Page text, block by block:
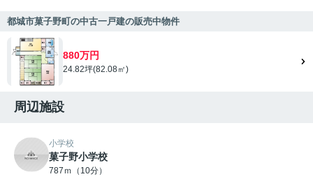
都城市菓子野町の中古一戸建の販売中物件
880万円
24.82坪(82.08㎡)
周辺施設
小学校
菓子野小学校
787ｍ（10分）